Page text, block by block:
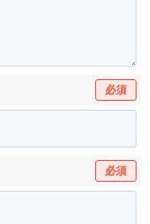
必須
必須